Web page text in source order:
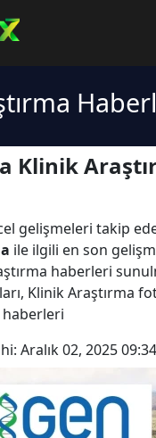
Klinik
gelişmeleri takip
ile ilgili en son
haberleri
Klinik Araştırma
haberleri
Aralık 02, 2025 09:34